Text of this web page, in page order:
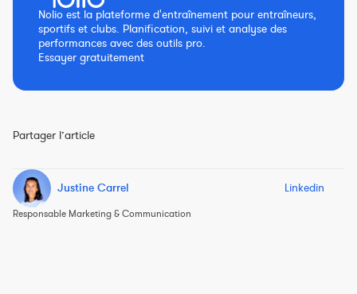
Nolio est la plateforme d'entraînement pour entraîneurs,
sportifs et clubs. Planification, suivi et analyse des
performances avec des outils pro.
Essayer gratuitement
Partager l’article
Justine Carrel Linkedin
Responsable Marketing & Communication